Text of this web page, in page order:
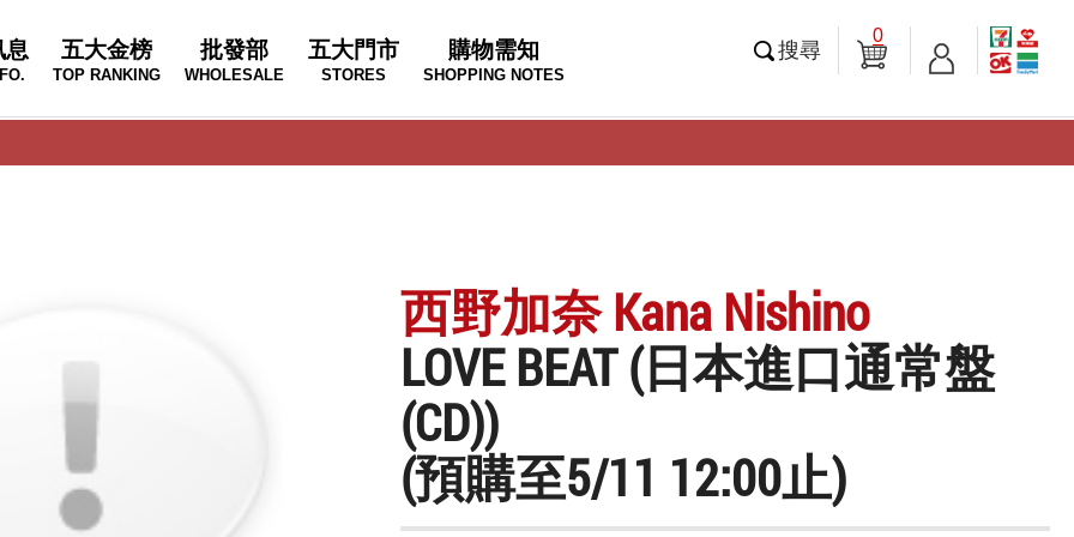
息 五大金榜
TOP RANKING
批發部
WHOLESALE
五大門市
STORES
購物需知
SHOPPING NOTES
搜尋
0
西野加奈 Kana Nishino
LOVE BEAT (日本進口通常盤
(CD))
(預購至5/11 12:00止)